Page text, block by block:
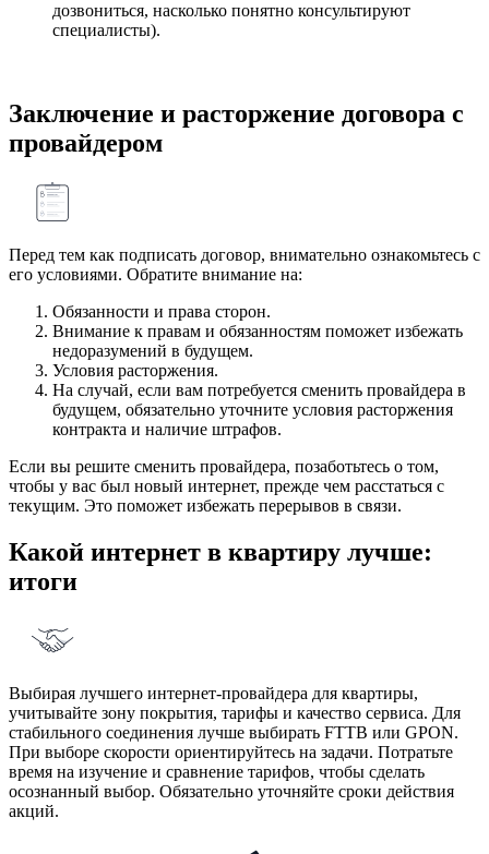
дозвониться, насколько понятно консультируют
специалисты).
Заключение и расторжение договора с
провайдером
Перед тем как подписать договор, внимательно ознакомьтесь с
его условиями. Обратите внимание на:
Обязанности и права сторон.
Внимание к правам и обязанностям поможет избежать
недоразумений в будущем.
Условия расторжения.
На случай, если вам потребуется сменить провайдера в
будущем, обязательно уточните условия расторжения
контракта и наличие штрафов.
Если вы решите сменить провайдера, позаботьтесь о том,
чтобы у вас был новый интернет, прежде чем расстаться с
текущим. Это поможет избежать перерывов в связи.
Какой интернет в квартиру лучше:
итоги
Выбирая лучшего интернет-провайдера для квартиры,
учитывайте зону покрытия, тарифы и качество сервиса. Для
стабильного соединения лучше выбирать FTTB или GPON.
При выборе скорости ориентируйтесь на задачи. Потратьте
время на изучение и сравнение тарифов, чтобы сделать
осознанный выбор. Обязательно уточняйте сроки действия
акций.